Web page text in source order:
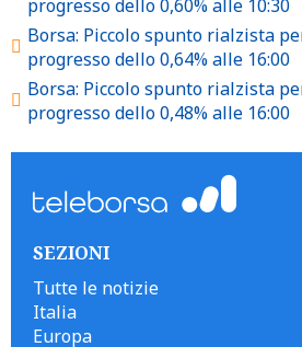
progresso dello 0,60% alle 10:30
Borsa: Piccolo spunto rialzista
progresso dello 0,64% alle 16:00
Borsa: Piccolo spunto rialzista
progresso dello 0,48% alle 16:00
SEZIONI
Tutte le notizie
Italia
Europa